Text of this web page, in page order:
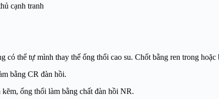
cạnh tranh
có thể tự mình thay thế ống thổi cao su. Chốt bằng ren trong hoặc
bằng CR đàn hồi.
ống thổi làm bằng chất đàn hồi NR.